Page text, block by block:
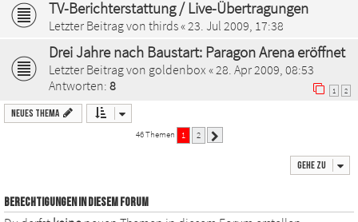
TV-Berichterstattung / Live-Übertragungen
Letzter Beitrag von thirds« 23. Jul 2009, 17:38
Drei Jahre nach Baustart: Paragon Arena eröffnet
Letzter Beitrag von goldenbox « 28. Apr 2009, 08:53
Antworten: 8 1 2
Neues Thema
46 Themen 1 2
Gehe zu
BERECHTIGUNGEN IN DIESEM FORUM